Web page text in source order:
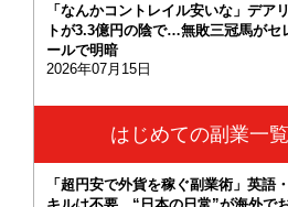
「なんかコントレイル安いな」デア
トが3.3億円の陰で…無敗三冠馬がセ
ールで明暗
2026年07月15日
はじめての副業一覧
「超円安で外貨を稼ぐ副業術」英語